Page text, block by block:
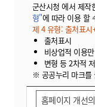
군산시청 에서 제작
형"에 따라 이용 할
제 4 유형: 출처표
출처표시
비상업적 이용
변형 등 2차적
※ 공공누리 마크를
홈페이지 개선